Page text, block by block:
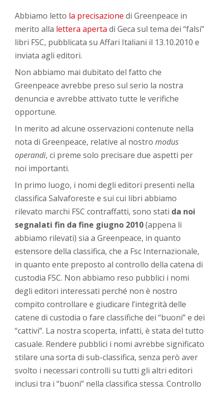
Abbiamo letto la precisazione di Greenpeace in
merito alla lettera aperta di Geca sul tema dei “falsi”
libri FSC, pubblicata su Affari Italiani il 13.10.2010 e
inviata agli editori.
Non abbiamo mai dubitato del fatto che
Greenpeace avrebbe preso sul serio la nostra
denuncia e avrebbe attivato tutte le verifiche
opportune.
In merito ad alcune osservazioni contenute nella
nota di Greenpeace, relative al nostromodus
operandi, ci preme solo precisare due aspetti per
noi importanti.
In primo luogo, i nomi degli editori presenti nella
classifica Salvaforeste e sui cui libri abbiamo
rilevato marchi FSC contraffatti, sono stati da noi
segnalati fin da fine giugno 2010(appena li
abbiamo rilevati) sia a Greenpeace, in quanto
estensore della classifica, che a Fsc Internazionale,
in quanto ente preposto al controllo della catena di
custodia FSC. Non abbiamo reso pubblici i nomi
degli editori interessati perché non è nostro
compito controllare e giudicare l’integrità delle
catene di custodia o fare classifiche dei “buoni” e dei
“cattivi”. La nostra scoperta, infatti, è stata del tutto
casuale. Rendere pubblici i nomi avrebbe significato
stilare una sorta di sub-classifica, senza però aver
svolto i necessari controlli su tutti gli altri editori
inclusi tra i “buoni” nella classifica stessa. Controllo